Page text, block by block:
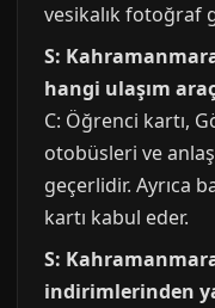
vesikalık fotoğraf
S:
hangi ulaşım
C: Öğrenci kartı,
otobüsleri ve
geçerlidir. Ayrıca
kartı kabul eder.
S:
indirimlerinden